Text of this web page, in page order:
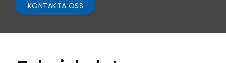
KONTAKTA OSS